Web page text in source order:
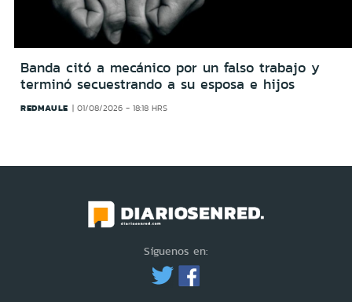
Banda citó a mecánico por un falso trabajo y
terminó secuestrando a su esposa e hijos
REDMAULE 01/08/2026 - 18:18 HRS
Síguenos en: